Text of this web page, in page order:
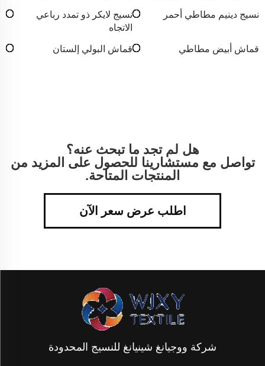
نسيج دينيم مطاطي أحمر
نسيج لايكر ذو تمدد رباعي
الاتجاه
قماش أبيض مطاطي
قماش البولي إلستان
هل لم تجد ما تبحث عنه؟
تواصل مع مستشارينا للحصول على المزيد من
المنتجات المتاحة.
اطلب عرض سعر الآن
شركة ووجيانغ شينيانغ للنسيج المحدودة